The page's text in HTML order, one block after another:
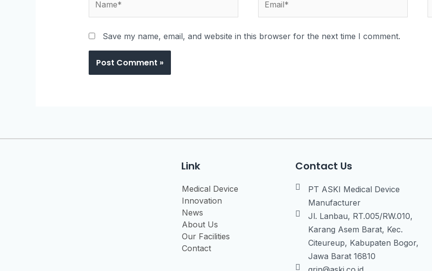
Save my name, email, and website in this browser for the next time I comment.
Link
Medical Device
Innovation
News
About Us
Our Facilities
Contact
Contact Us
PT ASKI Medical Device
Manufacturer
Jl. Lanbau, RT.005/RW.010,
Karang Asem Barat, Kec.
Citeureup, Kabupaten Bogor,
Jawa Barat 16810